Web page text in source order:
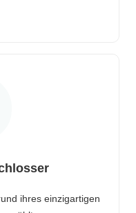
ihres einzigartigen